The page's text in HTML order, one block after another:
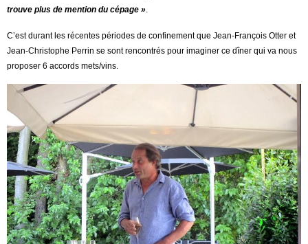
trouve plus de mention du cépage ».
C’est durant les récentes périodes de confinement que Jean-François Otter et
Jean-Christophe Perrin se sont rencontrés pour imaginer ce dîner qui va nous
proposer 6 accords mets/vins.